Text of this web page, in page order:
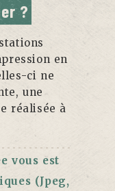
?
en
ci ne
une
réalisée à
vous est
(Jpeg,